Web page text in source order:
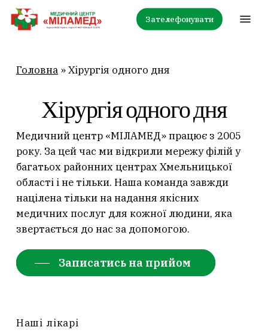
Skip
Зателефонувати
Головна»Хірургія одного дня
Хірургія одного дня
Медичний центр «МІЛАМЕД» працює з 2005
року. За цей час ми відкрили мережу філій у
багатьох районних центрах Хмельницької
області і не тільки. Наша команда завжди
націлена тільки на надання якісних
медичних послуг для кожної людини, яка
звертається до нас за допомогою.
Записатись на прийом
Наші лікарі